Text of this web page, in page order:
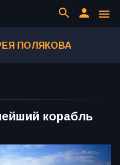
menu
person
search
ПОЛЯКОВА
корабль